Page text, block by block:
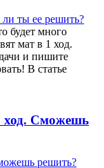
будет много
мат в 1 ход.
и пишите
В статье
ход. Сможешь